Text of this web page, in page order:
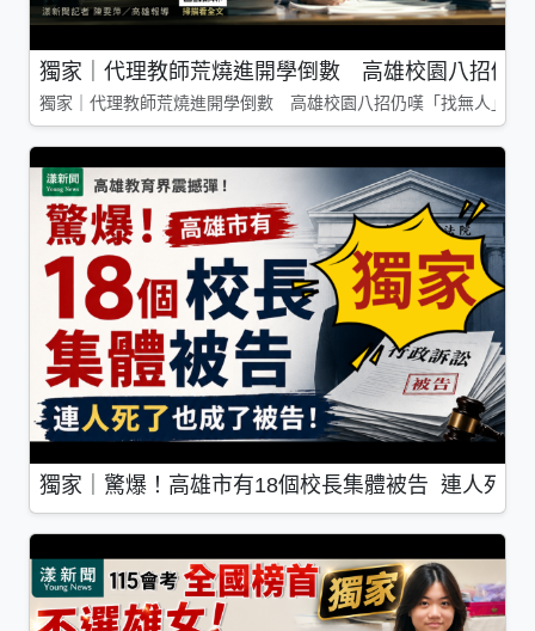
獨家｜代理教師荒燒進開學倒數 高雄校園八招仍
獨家｜代理教師荒燒進開學倒數 高雄校園八招仍嘆「找無人」
獨家｜驚爆！高雄市有18個校長集體被告 連人死了